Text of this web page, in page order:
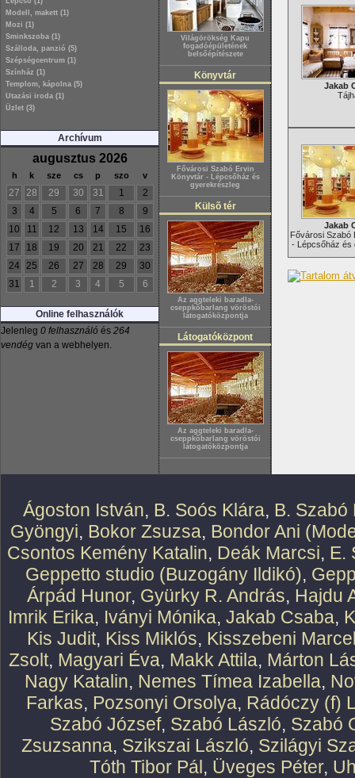
Modell, makett (1)
Mozi (1)
Sminkszoba (1)
Szálloda, panzió (5)
Szépségcentrum (1)
Színház (1)
Templom, kápolna (5)
Utazási iroda (1)
Üzlet (3)
Archívum
augusztus 2026
h k sze cs p szo v
27 28 29 30 31 1
2
3
4 5 6 7 8
9
10
11 12 13 14 15
16
17
18 19 20 21 22
23
24
25 26 27 28 29
30
31
1 2 3 4 5 6
Online felhasználók
Jelenleg 0 felhasználó és 264
vendég van a webhelyen.
Világörökség Kapu
fogadóépületének
belsőépítészete
Könyvtár
Fővárosi Szabó Ervin
Könyvtár - Lépcsőház és
gyerekrészleg
Külsõ tér
Az aggteleki baradla-
cseppkõbarlang vöröstói
látogatóközpontja
Látogatóközpont
Az aggteleki baradla-
cseppkõbarlang vöröstói
látogatóközpontja
Jakab
Jakab
Fővárosi Szabó
- Lépcsőház és
Ágoston István, B. Soós Klára, B. Szabó
Gyöngyi, Bokor Zsuzsa, Bondor Ani
Csontos Kemény Katalin, Deák Marcsi, E.
Geppetto studio (Buzogány Ildikó),
Árpád Hunor, Gyürky R. András, Hajdu
Imrik Erika, Iványi Mónika, Jakab Csaba,
Kis Judit, Kiss Miklós, Kisszebeni
Zsolt, Magyari Éva, Makk Attila, Márton
Nagy Katalin, Nemes Tímea Izabella,
Farkas, Pozsonyi Orsolya, Rádóczy (f)
Szabó József, Szabó László, Szabó
Zsuzsanna, Szikszai László, Szilágyi
Tóth Tibor Pál, Üveges Péter,